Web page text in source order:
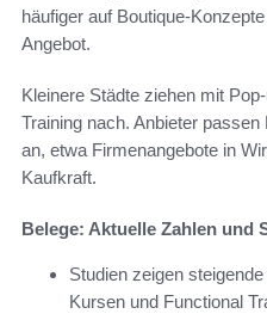
häufiger auf Boutique-
Angebot.
Kleinere Städte ziehen mit
Training nach. Anbieter
an, etwa Firmenangebote in
Kaufkraft.
Belege: Aktuelle Zahlen und
Studien zeigen
Kursen und Functional